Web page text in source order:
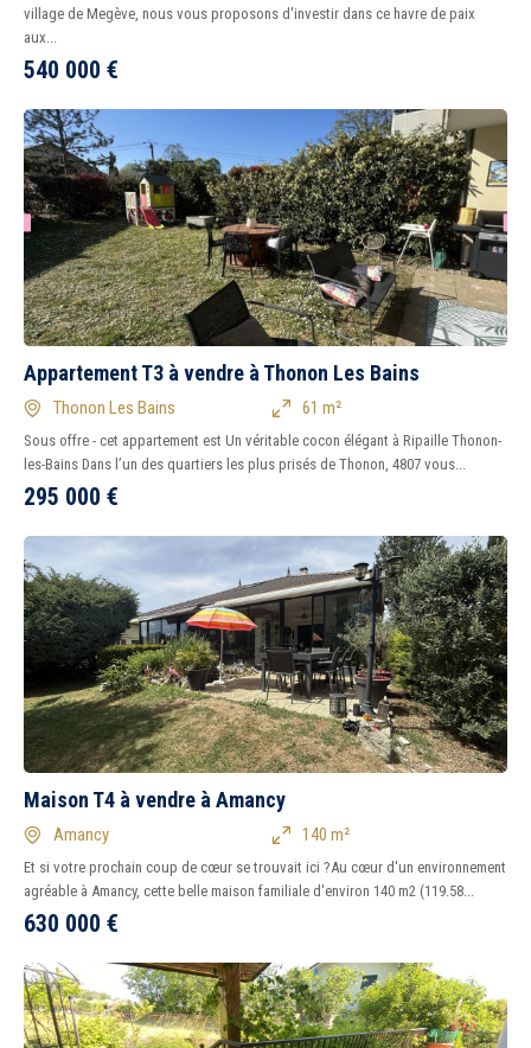
1 2 3 4 5 6 7 8
Tous Ancien Neuf
Balcon
Terrasse
Piscine
Garage
Parking
Chambre au rez-de-
chaussée
village de Megève, nous vous proposons d'investir dans ce havre de paix
aux...
540 000 €
Appartement T3 à vendre à Thonon Les Bains
Thonon Les Bains 61 m²
Sous offre - cet appartement est Un véritable cocon élégant à Ripaille Thonon-
les-Bains Dans l’un des quartiers les plus prisés de Thonon, 4807 vous...
295 000 €
Maison T4 à vendre à Amancy
Amancy 140 m²
Et si votre prochain coup de cœur se trouvait ici ?Au cœur d'un environnement
agréable à Amancy, cette belle maison familiale d'environ 140 m2 (119.58...
630 000 €